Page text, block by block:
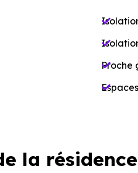
Proche
la résidence